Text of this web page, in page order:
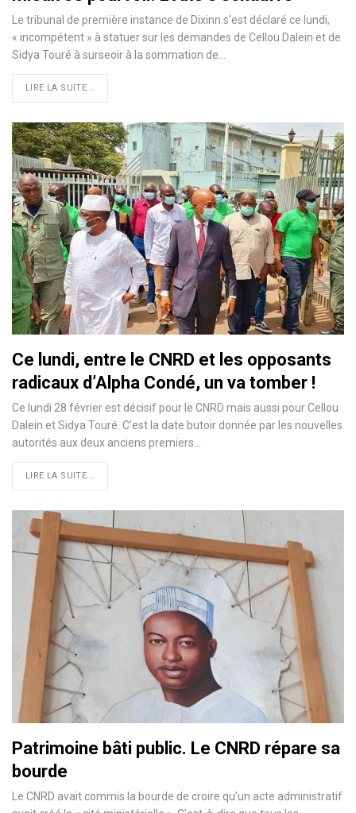
Le tribunal de première instance de Dixinn s'est déclaré ce lundi,
« incompétent » à statuer sur les demandes de Cellou Dalein et de
Sidya Touré à surseoir à la sommation de…
LIRE LA SUITE...
Ce lundi, entre le CNRD et les opposants
radicaux d’Alpha Condé, un va tomber !
Ce lundi 28 février est décisif pour le CNRD mais aussi pour Cellou
Dalein et Sidya Touré. C’est la date butoir donnée par les nouvelles
autorités aux deux anciens premiers…
LIRE LA SUITE...
Patrimoine bâti public. Le CNRD répare sa
bourde
Le CNRD avait commis la bourde de croire qu’un acte administratif